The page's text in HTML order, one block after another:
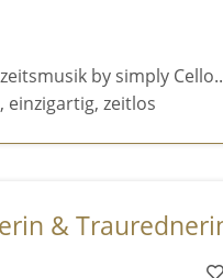
by simply
zeitlos
&